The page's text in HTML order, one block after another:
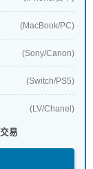
(MacBook/PC)
(Sony/Canon)
(Switch/PS5)
(LV/Chanel)
易